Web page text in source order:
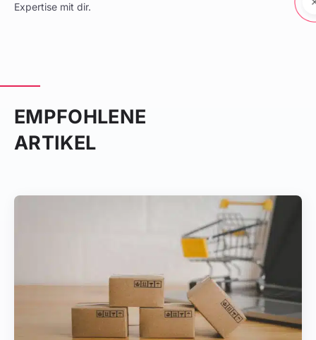
Expertise mit dir.
EMPFOHLENE
ARTIKEL